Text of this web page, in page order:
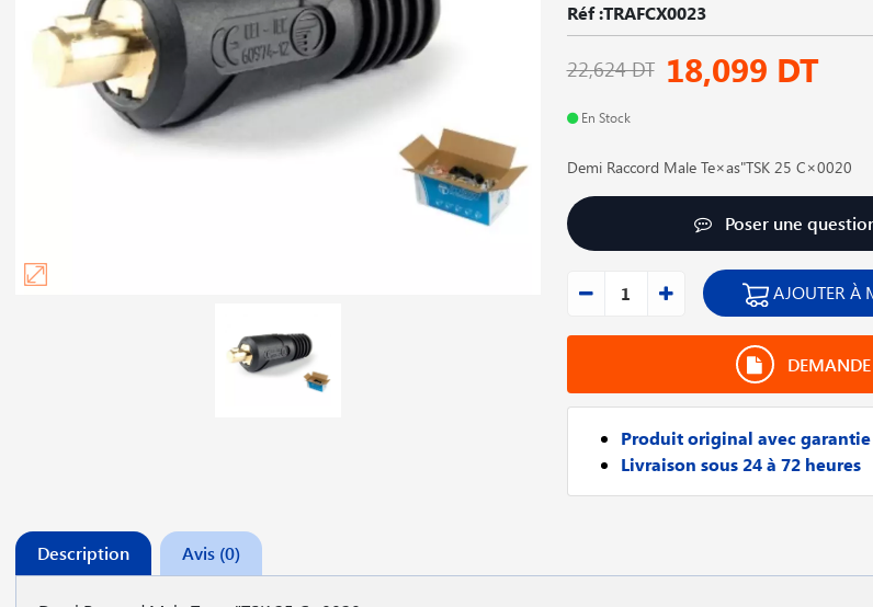
Réf :TRAFCX0023
22,624 DT 18,099 DT
En Stock
Demi Raccord Male Te×as"TSK 25 C×0020
Poser une
AJOUTER À
Produit original avec garantie
Livraison sous 24 à 72 heures
Description Avis (0)